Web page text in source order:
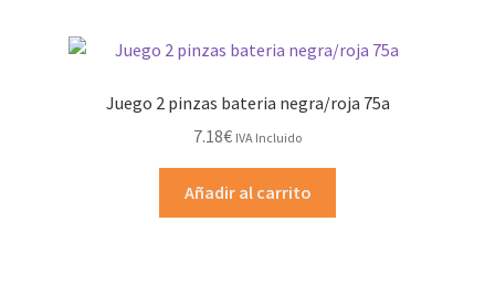
Juego 2 pinzas bateria negra/roja 75a
7.18€ IVA Incluido
Añadir al carrito